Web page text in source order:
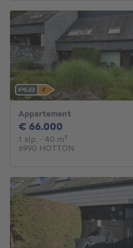
Appartement
€ 66.000
1 slp. 1 slaapkamer
· 40 m²
6990 HOTTON